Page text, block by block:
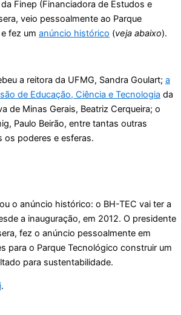
Finep (Financiadora de Estudos e
veio pessoalmente ao Parque
fez um anúncio histórico (veja abaixo).
a reitora da UFMG, Sandra Goulart; a
de Educação, Ciência e Tecnologia da
de Minas Gerais, Beatriz Cerqueira; o
Paulo Beirão, entre tantas outras
os poderes e esferas.
o anúncio histórico: o BH-TEC vai ter a
a inauguração, em 2012. O presidente
fez o anúncio pessoalmente em
para o Parque Tecnológico construir um
para sustentabilidade.
.